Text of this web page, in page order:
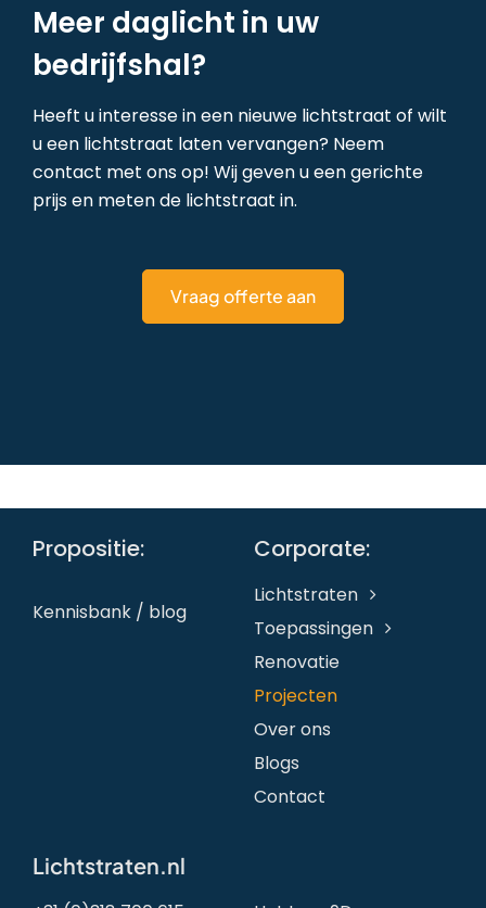
Meer daglicht in uw
bedrijfshal?
Heeft u interesse in een nieuwe lichtstraat of wilt
u een lichtstraat laten vervangen? Neem
contact met ons op! Wij geven u een gerichte
prijs en meten de lichtstraat in.
Vraag offerte aan
Propositie:
Kennisbank / blog
Corporate:
Lichtstraten
Toepassingen
Renovatie
Projecten
Over ons
Blogs
Contact
Lichtstraten.nl